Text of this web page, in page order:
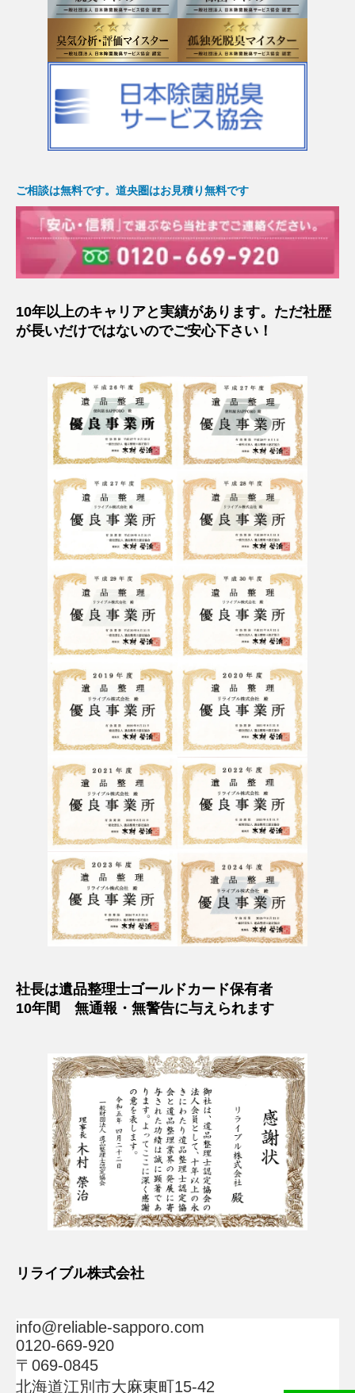
ご相談は無料です。道央圏はお見積り無料です
10年以上のキャリアと実績があります。ただ社歴
が長いだけではないのでご安心下さい！
社長は遺品整理士ゴールドカード保有者
10年間 無通報・無警告に与えられます
リライブル株式会社
info@reliable-sapporo.com
0120-669-920
〒069-0845
北海道江別市大麻東町15-42